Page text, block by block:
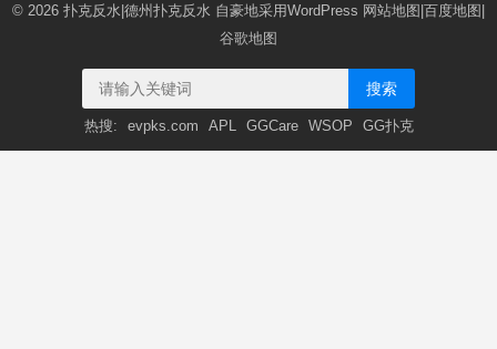
© 2026 扑克反水|德州扑克反水 自豪地采用WordPress 网站地图|百度地图|
谷歌地图
搜索
热搜: evpks.com APL GGCare WSOP GG扑克